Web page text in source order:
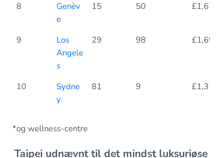
8
Genèv
e
15 50 £1,670
9
Los
Angele
s
29 98 £1,693
10
Sydne
y
81 9 £1,375
*og wellness-centre
Taipei udnævnt til det mindst luksuriøse